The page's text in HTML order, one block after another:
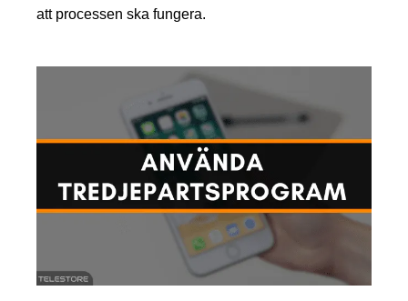
att processen ska fungera.